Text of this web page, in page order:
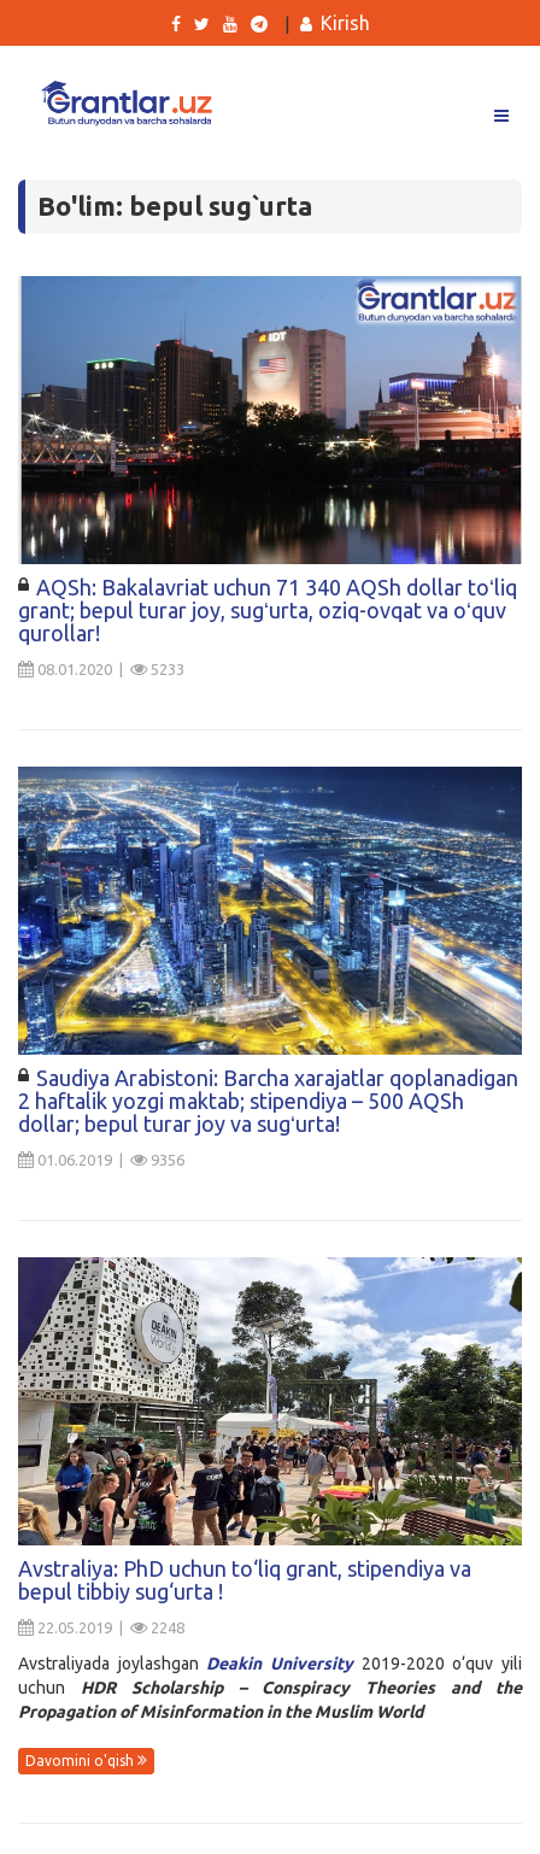
Tanlovlar
Yana
Qidirish
Kirish
Bo'lim: bepul sug`urta
AQSh: Bakalavriat uchun 71 340 AQSh dollar toʻliq
grant; bepul turar joy, sugʻurta, oziq-ovqat va oʻquv
qurollar!
08.01.2020 | 5233
Saudiya Arabistoni: Barcha xarajatlar qoplanadigan
2 haftalik yozgi maktab; stipendiya – 500 AQSh
dollar; bepul turar joy va sugʻurta!
01.06.2019 | 9356
Avstraliya: PhD uchun to‘liq grant, stipendiya va
bepul tibbiy sug‘urta !
22.05.2019 | 2248
Avstraliyada joylashgan Deakin University2019-2020 o‘quv yili
uchun
HDR Scholarship – Conspiracy Theories and the
Propagation of Misinformation in the Muslim World
Davomini o'qish